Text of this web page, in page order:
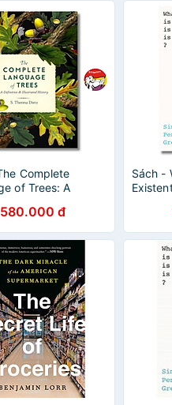
Complete
of Trees: A
S. Theresa Dietz
580.000 đ
Sách -